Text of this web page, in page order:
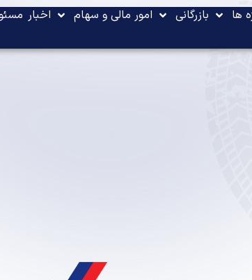
ها بازرگانی امور مالی و سهام اخبار
از غرفه شرکت گهرزمین در روز افتتاح نمایشگاه سیمکس
گهرزمین در روز افتتاح نمایشگاه سیمکس